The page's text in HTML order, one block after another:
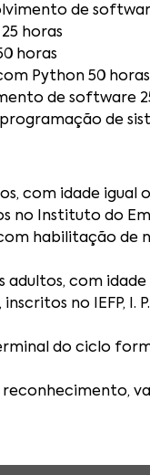
de
horas
horas
Python 50 horas
de software
de
com idade igual
no Instituto do
habilitação de
com idade
no IEFP, I.
do ciclo
reconhecimento,